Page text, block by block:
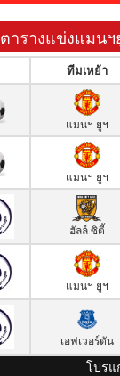
ตารางแข่งแมนฯ
ทีมเหย้า
แมนฯ ยูฯ
แมนฯ ยูฯ
ฮัลล์ ซิตี้
แมนฯ ยูฯ
เอฟเวอร์ตัน
โปรแ